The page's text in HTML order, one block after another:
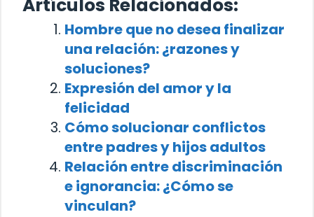
Artículos Relacionados:
Hombre que no desea finalizar
una relación: ¿razones y
soluciones?
Expresión del amor y la
felicidad
Cómo solucionar conflictos
entre padres y hijos adultos
Relación entre discriminación
e ignorancia: ¿Cómo se
vinculan?